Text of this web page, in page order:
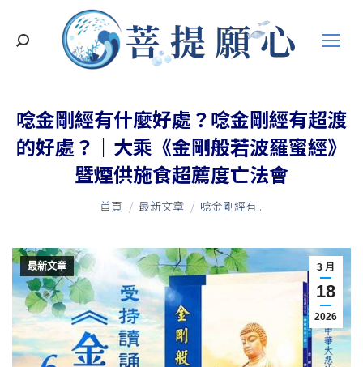
搜
唸金剛經有什麼好處？唸金剛經有超渡
的好處？｜大乘《金剛般若波羅蜜經》
暨煙供施食超薦度亡法會
您在這裡：
首頁 最新文章 唸金剛經有...
3 月
18
2026
最新文章